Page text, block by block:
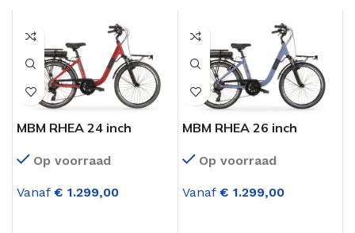
MBM RHEA 24 inch
achterwielmotor 7
Op voorraad
Vanaf € 1.299,00
MBM RHEA 26 inch
achterwielmotor 7
Op voorraad
Vanaf € 1.299,00